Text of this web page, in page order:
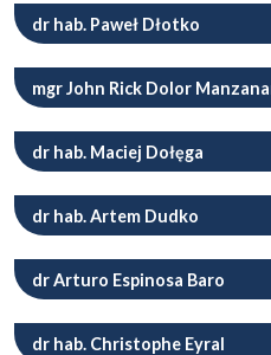
dr hab. Paweł Dłotko
mgr John Rick Dolor
dr hab. Maciej Dołęga
dr hab. Artem Dudko
dr Arturo Espinosa Baro
dr hab. Christophe Eyral